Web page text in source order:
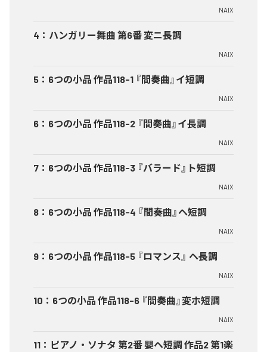
NAIX
4 ： ハンガリー舞曲 第6番 変ニ長調
NAIX
5 ： 6つの小品 作品118-1 『間奏曲』イ短調
NAIX
6 ： 6つの小品 作品118-2 『間奏曲』イ長調
NAIX
7 ： 6つの小品 作品118-3 『バラード』ト短調
NAIX
8 ： 6つの小品 作品118-4 『間奏曲』ヘ短調
NAIX
9 ： 6つの小品 作品118-5 『ロマンス』 ヘ長調
NAIX
10 ： 6つの小品 作品118-6 『間奏曲』変ホ短調
NAIX
11 ： ピアノ・ソナタ 第2番 嬰ヘ短調 作品2 第1楽